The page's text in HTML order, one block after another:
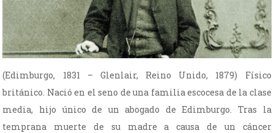
(Edimburgo, 1831 – Glenlair, Reino Unido, 1879) Físico
británico. Nació en el seno de una familia escocesa de la clase
media, hijo único de un abogado de Edimburgo. Tras la
temprana muerte de su madre a causa de un cáncer